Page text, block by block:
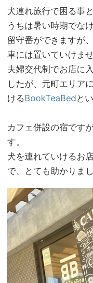
犬連れ旅行で困る事
うちは暑い時期でな
留守番ができますが
車には置いていけませ
夫婦交代制でお店に
したが、元町エリア
けるBookTeaBedと
カフェ併設の宿です
す。
犬を連れていけるお
で、とても助かりまし